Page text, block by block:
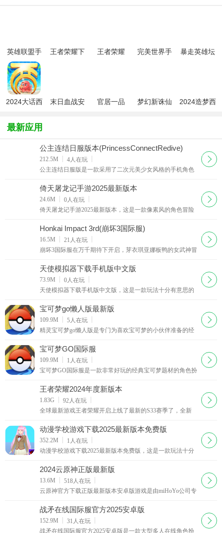
英雄联盟手
游官方版
2024最新版
王者荣耀下
王者荣耀
完美世界手
暴走英雄坛
2024大话西
版
末日血战安
官居一品
梦幻新诛仙
2024造梦西
最新应用
公主连结日服版本(PrincessConnectRedive)
212.5M 4 人在玩
公主连结日服版是一款采用了二次元美少女风格的手机角色
是苹果玩家都能体验到这款美少女养成游戏的魅力，
下载
倚天屠龙记手游2025最新版本
24.6M 0 人在玩
倚天屠龙记手游2025最新版本，这是一款像素风的角色冒险
你需要操控主角踏上冒险的旅途，在路上你会遇到很
下载
Honkai Impact 3rd(崩坏3国际服)
16.5M 21 人在玩
崩坏3国际服在万千期待下开启，芽衣琪亚娜板鸭的女武神冒
及互动玩法保留，下载崩坏3国际服感受撼动时空的
下载
天使模拟器下载手机版中文版
73.9M 0 人在玩
天使模拟器下载手机版中文版，这是一款玩法十分有意思的
倒霉的人，这些人的命运从出生开始就会很凄惨，你
下载
宝可梦go懒人版最新版
109.9M 5 人在玩
精灵宝可梦go懒人版是专门为喜欢宝可梦的小伙伴准备的经
趣，和自己喜欢的精灵宝可梦一起开始梦幻的体验，
下载
宝可梦GO国际服
109.9M 1 人在玩
宝可梦GO国际服是一款非常好玩的经典宝可梦题材的角色扮
以选择，个性养成，召集伙伴，和全服玩家一起开启
下载
王者荣耀2024年度新版本
1.83G 92 人在玩
全球最新游戏王者荣耀开启上线了最新的S33赛季了，全新
奇体验，相信不少的用户都会喜欢，赶紧下载最新的王
下载
动漫学校游戏下载2025最新版本免费版
352.2M 1 人在玩
动漫学校游戏下载2025最新版本免费版，这是一款玩法十分
名可爱的美少女，在游戏中玩家可以随意在校园中进
下载
2024云原神正版最新版
13.6M 518 人在玩
云原神官方下载正版最新版本安卓版游戏是由miHoYo公司专
基本一致，内存消耗小，对于手机的配置要求也是非常的
低，各种各样的精
下载
战矛在线国际服官方2025安卓版
152.9M 31 人在玩
战矛在线国际服官方2025安卓版是一款大型多人在线角色扮
下载